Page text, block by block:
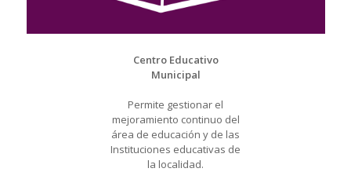
Centro Educativo
Municipal
Permite gestionar el
mejoramiento continuo del
área de educación y de las
Instituciones educativas de
la localidad.